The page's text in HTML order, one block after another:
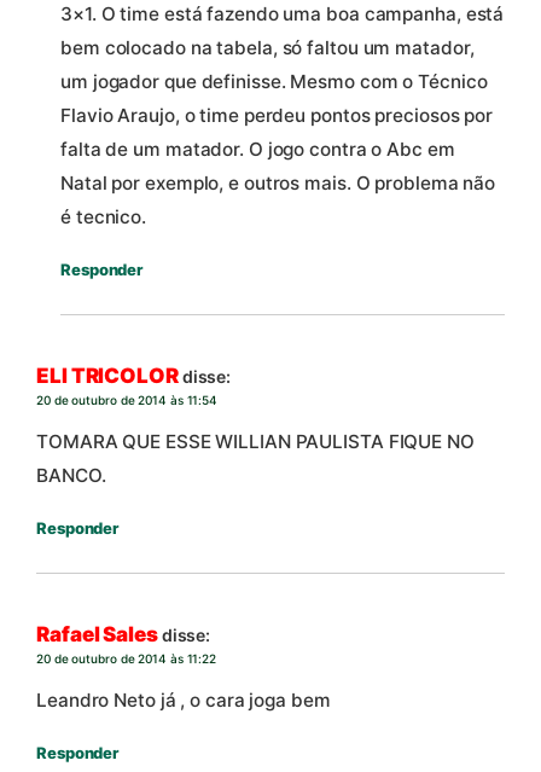
3×1. O time está fazendo uma boa campanha, está
bem colocado na tabela, só faltou um matador,
um jogador que definisse. Mesmo com o Técnico
Flavio Araujo, o time perdeu pontos preciosos por
falta de um matador. O jogo contra o Abc em
Natal por exemplo, e outros mais. O problema não
é tecnico.
Responder
ELI TRICOLORdisse:
20 de outubro de 2014 às 11:54
TOMARA QUE ESSE WILLIAN PAULISTA FIQUE NO
BANCO.
Responder
Rafael Salesdisse:
20 de outubro de 2014 às 11:22
Leandro Neto já , o cara joga bem
Responder